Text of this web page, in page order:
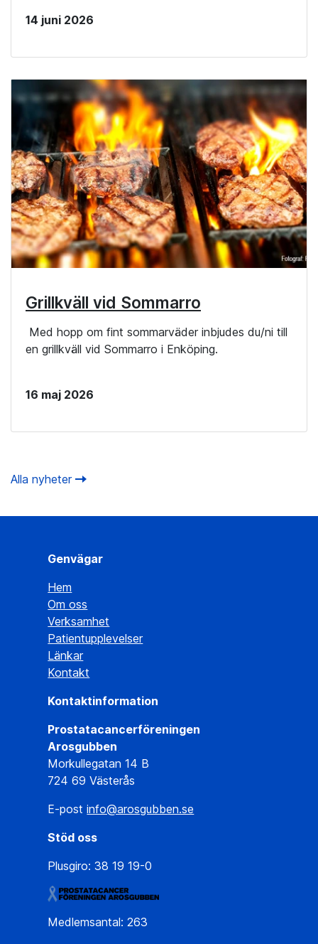
14 juni 2026
Grillkväll vid Sommarro
Med hopp om fint sommarväder inbjudes du/ni till
en grillkväll vid Sommarro i Enköping.
16 maj 2026
Alla nyheter
Genvägar
Hem
Om oss
Verksamhet
Patientupplevelser
Länkar
Kontakt
Kontaktinformation
Prostatacancerföreningen
Arosgubben
Morkullegatan 14 B
724 69 Västerås
E-postinfo@arosgubben.se
Stöd oss
Plusgiro: 38 19 19-0
Medlemsantal: 263